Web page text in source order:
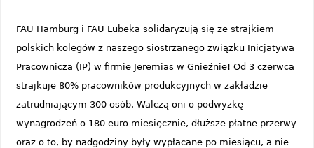
FAU Hamburg i FAU Lubeka solidaryzują się ze strajkiem
polskich kolegów z naszego siostrzanego związku Inicjatywa
Pracownicza (IP) w firmie Jeremias w Gnieźnie! Od 3 czerwca
strajkuje 80% pracowników produkcyjnych w zakładzie
zatrudniającym 300 osób. Walczą oni o podwyżkę
wynagrodzeń o 180 euro miesięcznie, dłuższe płatne przerwy
oraz o to, by nadgodziny były wypłacane po miesiącu, a nie